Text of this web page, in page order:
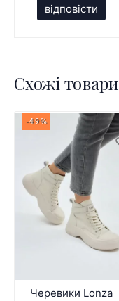
відповісти
Схожі товари
-49%
Черевики Lonza